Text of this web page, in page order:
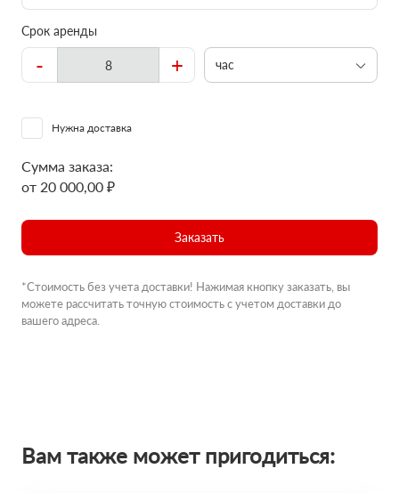
Срок аренды
- + час
Нужна доставка
Сумма заказа:
от 20 000,00 ₽
Заказать
*Стоимость без учета доставки! Нажимая кнопку заказать, вы
можете рассчитать точную стоимость с учетом доставки до
вашего адреса.
Вам также может пригодиться: